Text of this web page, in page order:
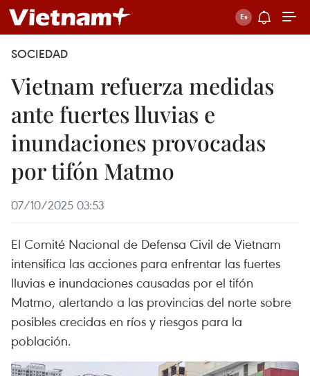
SOCIEDAD
Vietnam refuerza medidas
ante fuertes lluvias e
inundaciones provocadas
por tifón Matmo
07/10/2025 03:53
El Comité Nacional de Defensa Civil de Vietnam
intensifica las acciones para enfrentar las fuertes
lluvias e inundaciones causadas por el tifón
Matmo, alertando a las provincias del norte sobre
posibles crecidas en ríos y riesgos para la
población.